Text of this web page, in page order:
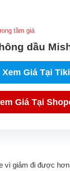
tầm giá
dầu
Xem Giá Tại Tiki
Giá Tại
vì giảm đi được